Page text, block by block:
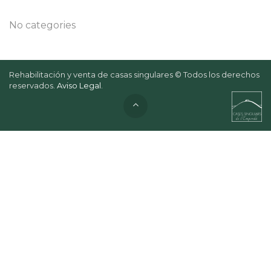
No categories
Rehabilitación y venta de casas singulares © Todos los derechos
reservados. Aviso Legal